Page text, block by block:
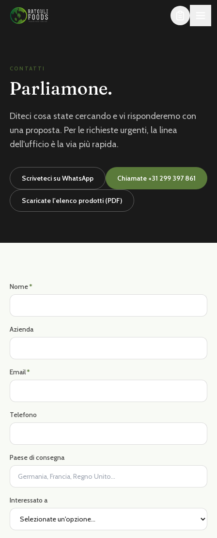
Al contenuto principale
CONTATTI
Parliamone.
Diteci cosa state cercando e vi risponderemo con
una proposta. Per le richieste urgenti, la linea
dell'ufficio è la via più rapida.
Scriveteci su WhatsApp Chiamate +31 299 397 861
Scaricate l'elenco prodotti (PDF)
Nome*
Azienda
Email*
Telefono
Paese di consegna
Interessato a